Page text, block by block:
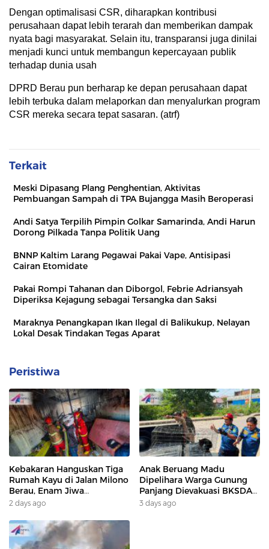
Dengan optimalisasi CSR, diharapkan kontribusi
perusahaan dapat lebih terarah dan memberikan dampak
nyata bagi masyarakat. Selain itu, transparansi juga dinilai
menjadi kunci untuk membangun kepercayaan publik
terhadap dunia usah
DPRD Berau pun berharap ke depan perusahaan dapat
lebih terbuka dalam melaporkan dan menyalurkan program
CSR mereka secara tepat sasaran. (atrf)
Terkait
Meski Dipasang Plang Penghentian, Aktivitas
Pembuangan Sampah di TPA Bujangga Masih Beroperasi
Andi Satya Terpilih Pimpin Golkar Samarinda, Andi Harun
Dorong Pilkada Tanpa Politik Uang
BNNP Kaltim Larang Pegawai Pakai Vape, Antisipasi
Cairan Etomidate
Pakai Rompi Tahanan dan Diborgol, Febrie Adriansyah
Diperiksa Kejagung sebagai Tersangka dan Saksi
Maraknya Penangkapan Ikan Ilegal di Balikukup, Nelayan
Lokal Desak Tindakan Tegas Aparat
Peristiwa
Kebakaran Hanguskan Tiga
Rumah Kayu di Jalan Milono
Berau, Enam Jiwa
Terdampak
2 days ago
Anak Beruang Madu
Dipelihara Warga Gunung
Panjang Dievakuasi BKSDA
Dan DAMKAR
3 days ago